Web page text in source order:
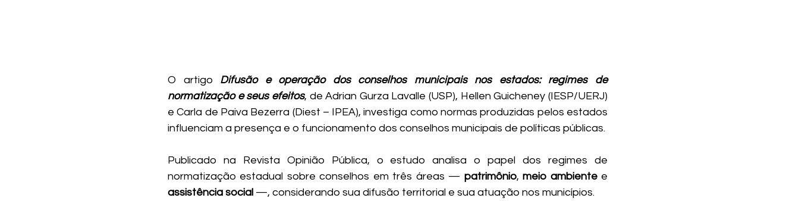
O artigo Difusão e operação dos conselhos municipais nos estados: regimes de
normatização e seus efeitos, de Adrian Gurza Lavalle (USP), Hellen Guicheney (IESP/UERJ)
e Carla de Paiva Bezerra (Diest – IPEA), investiga como normas produzidas pelos estados
influenciam a presença e o funcionamento dos conselhos municipais de políticas públicas.
Publicado na Revista Opinião Pública, o estudo analisa o papel dos regimes de
normatização estadual sobre conselhos em três áreas — patrimônio, meio ambiente
assistência social —, considerando sua difusão territorial e sua atuação nos municípios.